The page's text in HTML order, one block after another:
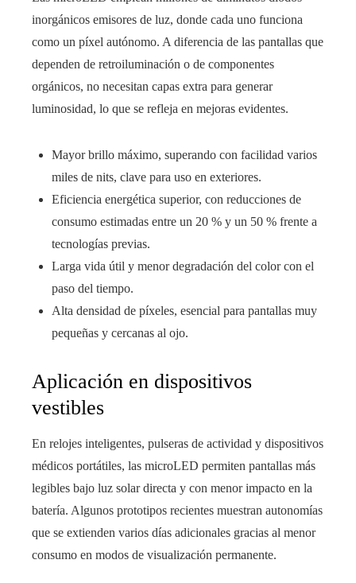
inorgánicos emisores de luz, donde cada uno funciona
como un píxel autónomo. A diferencia de las pantallas que
dependen de retroiluminación o de componentes
orgánicos, no necesitan capas extra para generar
luminosidad, lo que se refleja en mejoras evidentes.
Mayor brillo máximo, superando con facilidad varios
miles de nits, clave para uso en exteriores.
Eficiencia energética superior, con reducciones de
consumo estimadas entre un 20 % y un 50 % frente a
tecnologías previas.
Larga vida útil y menor degradación del color con el
paso del tiempo.
Alta densidad de píxeles, esencial para pantallas muy
pequeñas y cercanas al ojo.
Aplicación en dispositivos
vestibles
En relojes inteligentes, pulseras de actividad y dispositivos
médicos portátiles, las microLED permiten pantallas más
legibles bajo luz solar directa y con menor impacto en la
batería. Algunos prototipos recientes muestran autonomías
que se extienden varios días adicionales gracias al menor
consumo en modos de visualización permanente.